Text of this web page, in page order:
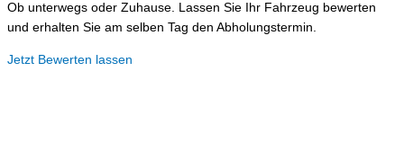
Ob unterwegs oder Zuhause. Lassen Sie Ihr Fahrzeug bewerten
und erhalten Sie am selben Tag den Abholungstermin.
Jetzt Bewerten lassen